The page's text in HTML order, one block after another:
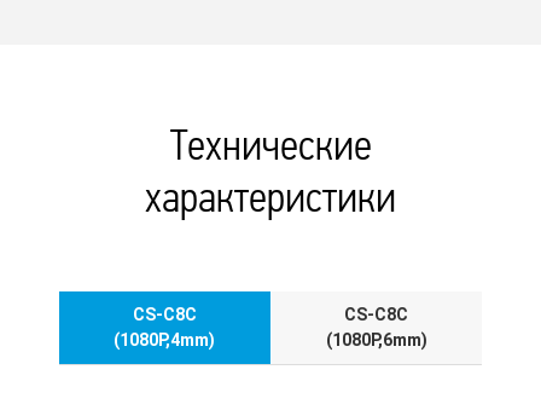
Технические
характеристики
CS-C8C
(1080P,4mm)
CS-C8C
(1080P,6mm)